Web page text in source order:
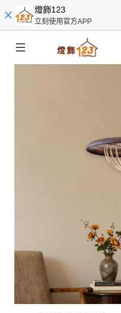
燈飾123
立刻使用官方APP